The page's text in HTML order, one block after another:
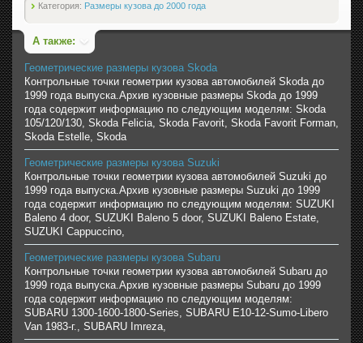
Категория: Размеры кузова до 2000 года
А также:
Геометрические размеры кузова Skoda
Контрольные точки геометрии кузова автомобилей Skoda до
1999 года выпуска.Архив кузовные размеры Skoda до 1999
года содержит информацию по следующим моделям: Skoda
105/120/130, Skoda Felicia, Skoda Favorit, Skoda Favorit Forman,
Skoda Estelle, Skoda
Геометрические размеры кузова Suzuki
Контрольные точки геометрии кузова автомобилей Suzuki до
1999 года выпуска.Архив кузовные размеры Suzuki до 1999
года содержит информацию по следующим моделям: SUZUKI
Baleno 4 door, SUZUKI Baleno 5 door, SUZUKI Baleno Estate,
SUZUKI Cappuccino,
Геометрические размеры кузова Subaru
Контрольные точки геометрии кузова автомобилей Subaru до
1999 года выпуска.Архив кузовные размеры Subaru до 1999
года содержит информацию по следующим моделям:
SUBARU 1300-1600-1800-Series, SUBARU E10-12-Sumo-Libero
Van 1983-г., SUBARU Imreza,